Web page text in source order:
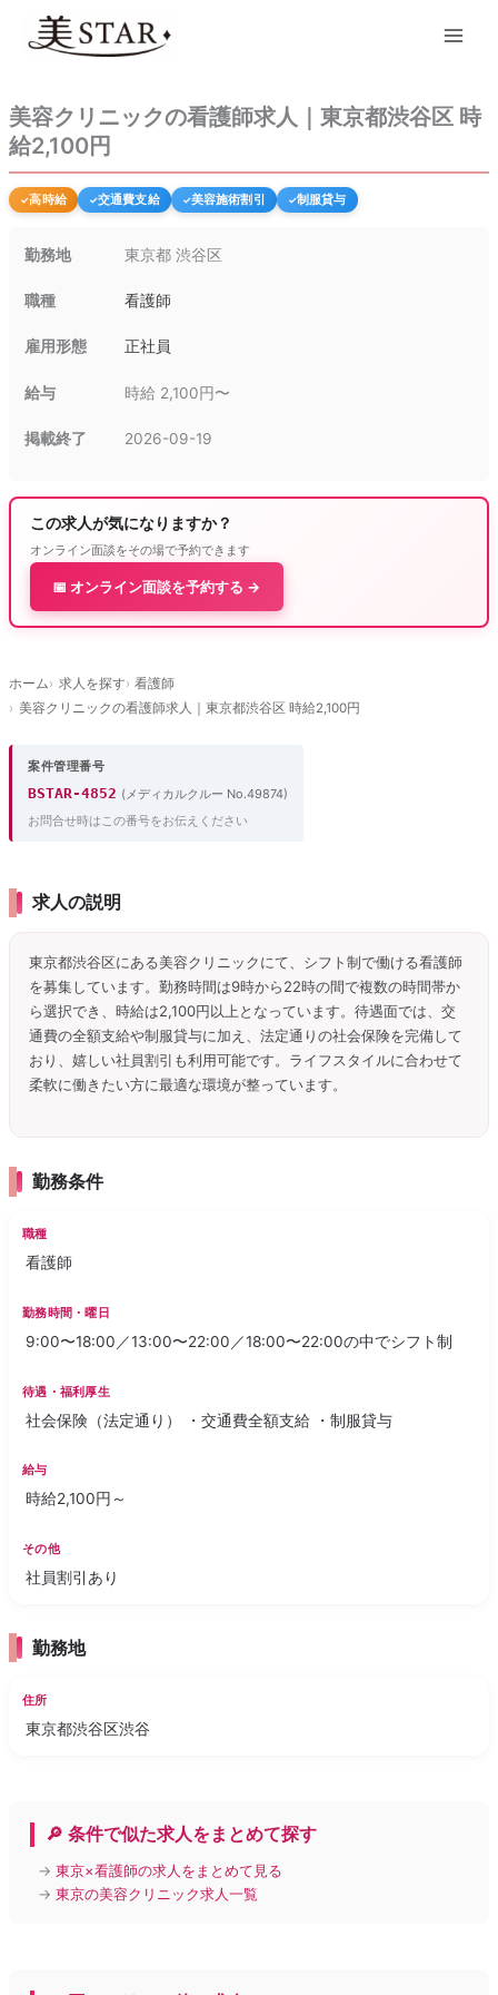
キ
ッ
プ
美容クリニックの看護師求人｜東京都渋谷区 時
給2,100円
高時給 交通費支給 美容施術割引 制服貸与
勤務地 東京都 渋谷区
職種 看護師
雇用形態 正社員
給与 時給 2,100円〜
掲載終了 2026-09-19
この求人が気になりますか？
オンライン面談をその場で予約できます
📅 オンライン面談を予約する →
ホーム 求人を探す
看護師
美容クリニックの看護師求人｜東京都渋谷区 時給2,100円
案件管理番号
BSTAR-4852 (メディカルクルー No.49874)
お問合せ時はこの番号をお伝えください
求人の説明
東京都渋谷区にある美容クリニックにて、シフト制で働ける看護師
を募集しています。勤務時間は9時から22時の間で複数の時間帯か
ら選択でき、時給は2,100円以上となっています。待遇面では、交
通費の全額支給や制服貸与に加え、法定通りの社会保険を完備して
おり、嬉しい社員割引も利用可能です。ライフスタイルに合わせて
柔軟に働きたい方に最適な環境が整っています。
勤務条件
職種
看護師
勤務時間・曜日
9:00〜18:00／13:00〜22:00／18:00〜22:00の中でシフト制
待遇・福利厚生
社会保険（法定通り） ・交通費全額支給 ・制服貸与
給与
時給2,100円～
その他
社員割引あり
勤務地
住所
東京都渋谷区渋谷
🔎 条件で似た求人をまとめて探す
→東京×看護師の求人をまとめて見る
→東京の美容クリニック求人一覧